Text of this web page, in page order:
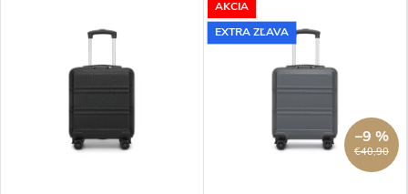
AKCIA
EXTRA ZĽAVA
€40,90
–9 %